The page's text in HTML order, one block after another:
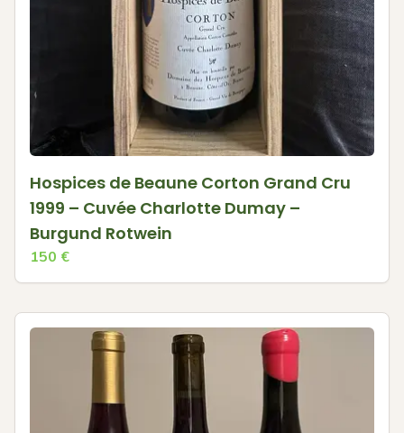
Hospices de Beaune Corton Grand Cru
1999 – Cuvée Charlotte Dumay –
Burgund Rotwein
150 €